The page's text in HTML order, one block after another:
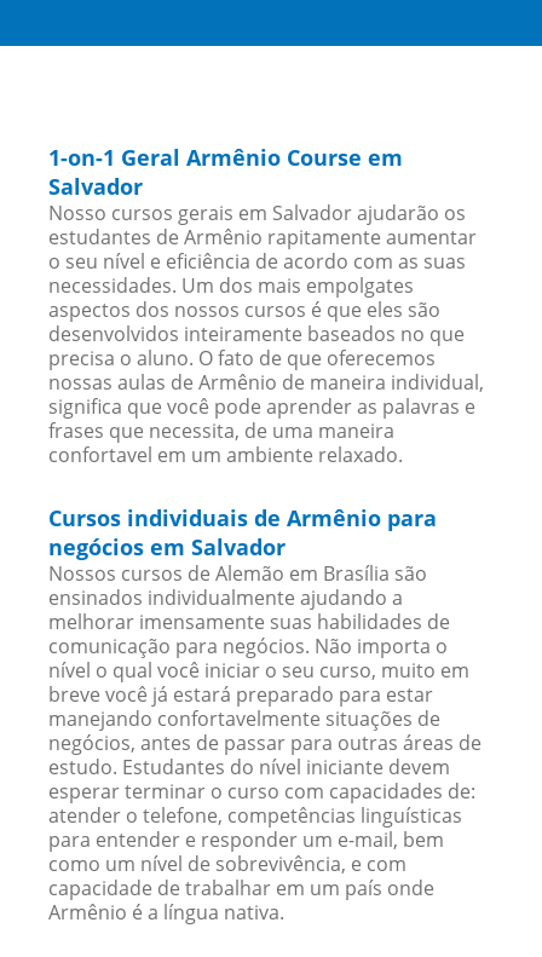
1-on-1 Geral Armênio Course em
Salvador
Nosso cursos gerais em Salvador ajudarão os
estudantes de Armênio rapitamente aumentar
o seu nível e eficiência de acordo com as suas
necessidades. Um dos mais empolgates
aspectos dos nossos cursos é que eles são
desenvolvidos inteiramente baseados no que
precisa o aluno. O fato de que oferecemos
nossas aulas de Armênio de maneira individual,
significa que você pode aprender as palavras e
frases que necessita, de uma maneira
confortavel em um ambiente relaxado.
Cursos individuais de Armênio para
negócios em Salvador
Nossos cursos de Alemão em Brasília são
ensinados individualmente ajudando a
melhorar imensamente suas habilidades de
comunicação para negócios. Não importa o
nível o qual você iniciar o seu curso, muito em
breve você já estará preparado para estar
manejando confortavelmente situações de
negócios, antes de passar para outras áreas de
estudo. Estudantes do nível iniciante devem
esperar terminar o curso com capacidades de:
atender o telefone, competências linguísticas
para entender e responder um e-mail, bem
como um nível de sobrevivência, e com
capacidade de trabalhar em um país onde
Armênio é a língua nativa.